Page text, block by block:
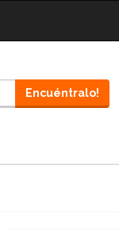
Encuéntralo!